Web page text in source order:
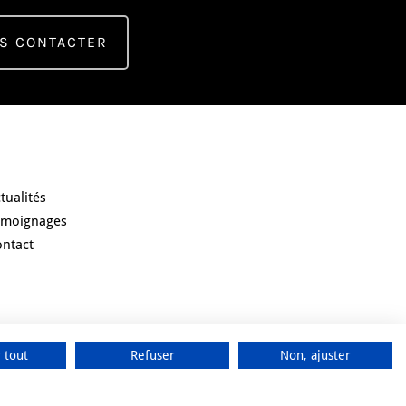
CONTACTER
tout Refuser Non, ajuster